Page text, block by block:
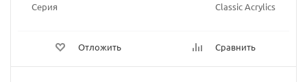
Серия
Classic Acrylics
Отложить Сравнить